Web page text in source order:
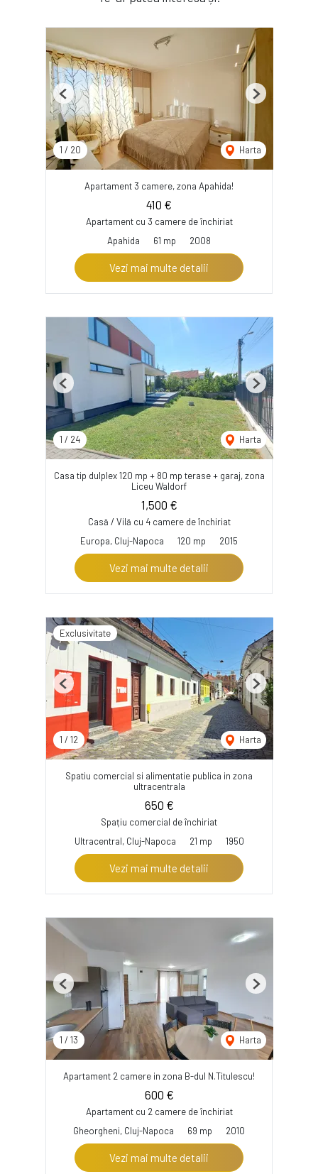
1 / 20 Harta
Previous Next
Apartament 3 camere, zona Apahida!
410 €
Apartament cu 3 camere de închiriat
Apahida
61 mp 2008
Vezi mai multe detalii
1 / 24 Harta
Previous Next
Casa tip dulplex 120 mp + 80 mp terase + garaj, zona
Liceu Waldorf
1,500 €
Casă / Vilă cu 4 camere de închiriat
Europa, Cluj-Napoca
120 mp 2015
Vezi mai multe detalii
Exclusivitate
1 / 12 Harta
Previous Next
Spatiu comercial si alimentatie publica in zona
ultracentrala
650 €
Spațiu comercial de închiriat
Ultracentral, Cluj-Napoca
21 mp 1950
Vezi mai multe detalii
1 / 13 Harta
Previous Next
Apartament 2 camere in zona B-dul N.Titulescu!
600 €
Apartament cu 2 camere de închiriat
Gheorgheni, Cluj-Napoca
69 mp 2010
Vezi mai multe detalii